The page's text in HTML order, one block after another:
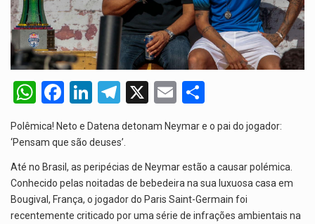
O programa, cuja implementação está prevista entre abril de 2026…
A nova legislação estabelece um prazo de 180 dias para…
A final coloca frente a frente duas equipas que chegaram…
W
at
s
A
p
F
ce
b
o
o
Li
ke
dI
n
T
e
gr
a
m
X
E
ail ar
e
Polêmica! Neto e Datena detonam Neymar e o pai do jogador:
‘Pensam que são deuses’.
Até no Brasil, as peripécias de Neymar estão a causar polémica.
Conhecido pelas noitadas de bebedeira na sua luxuosa casa em
Bougival, França, o jogador do Paris Saint-Germain foi
recentemente criticado por uma série de infrações ambientais na